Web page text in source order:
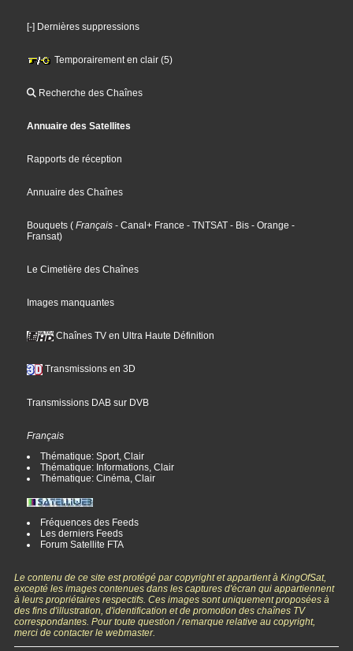
[-] Dernières suppressions
Temporairement en clair (5)
Recherche des Chaînes
Annuaire des Satellites
Rapports de réception
Annuaire des Chaînes
Bouquets ( Français - Canal+ France - TNTSAT - Bis - Orange -
Fransat)
Le Cimetière des Chaînes
Images manquantes
Chaînes TV en Ultra Haute Définition
Transmissions en 3D
Transmissions DAB sur DVB
Français
Thématique: Sport, Clair
Thématique: Informations, Clair
Thématique: Cinéma, Clair
Fréquences des Feeds
Les derniers Feeds
Forum Satellite FTA
Le contenu de ce site est protégé par copyright et appartient à KingOfSat,
excepté les images contenues dans les captures d'écran qui appartiennent
à leurs propriétaires respectifs. Ces images sont uniquement proposées à
des fins d'illustration, d'identification et de promotion des chaînes TV
correspondantes. Pour toute question / remarque relative au copyright,
merci de contacter le webmaster.